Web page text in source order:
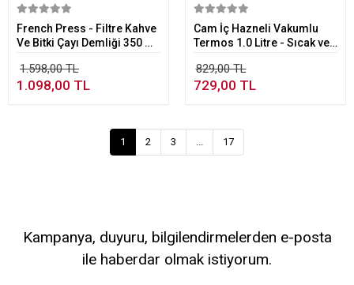
Sepete Ekle
French Press - Filtre Kahve
Ve Bitki Çayı Demliği 350 ml
1.598,00 TL
1.098,00 TL
Sepete Ekle
Cam İç Hazneli Vakumlu
Termos 1.0 Litre - Sıcak ve
829,00 TL
729,00 TL
1 2 3 ... 17
Kampanya, duyuru, bilgilendirmelerden e-posta
ile haberdar olmak istiyorum.